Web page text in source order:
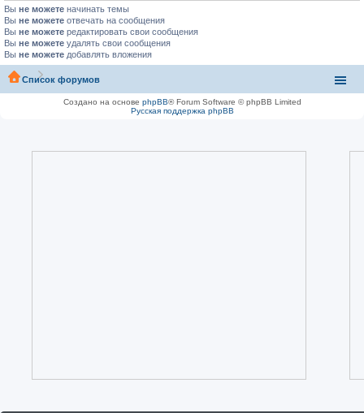
Вы не можете начинать темы
Вы не можете отвечать на сообщения
Вы не можете редактировать свои сообщения
Вы не можете удалять свои сообщения
Вы не можете добавлять вложения
Список форумов
Создано на основе phpBB® Forum Software © phpBB Limited
Русская поддержка phpBB